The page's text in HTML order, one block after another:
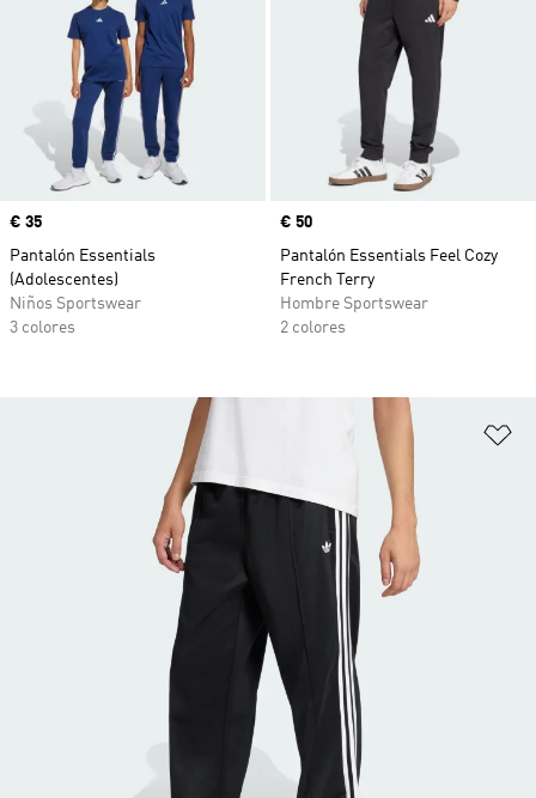
Precio
€ 35
Pantalón Essentials
(Adolescentes)
Niños Sportswear
3 colores
Precio
€ 50
Pantalón Essentials Feel Cozy
French Terry
Hombre Sportswear
2 colores